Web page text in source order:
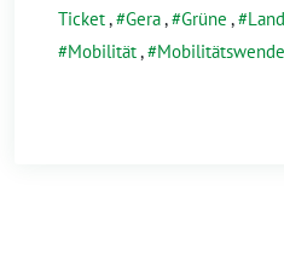
Ticket, Gera, Grüne ,
Mobilität, Mobilitätswende